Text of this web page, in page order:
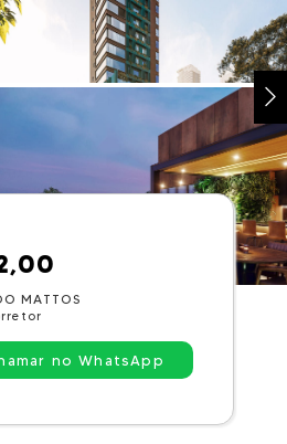
MATTOS
no WhatsApp